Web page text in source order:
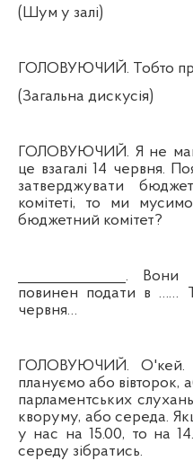
(Шум у залі)
ГОЛОВУЮЧИЙ. Тобто
(Загальна дискусія)
ГОЛОВУЮЧИЙ. Я не маю
це взагалі 14 червня.
затверджувати
комітеті, то ми
бюджетний комітет?
_______________.
повинен подати в ……
червня…
ГОЛОВУЮЧИЙ. О'кей.
плануємо або вівторок,
парламентських
кворуму, або середа.
у нас на 15.00, то на
середу зібратись.